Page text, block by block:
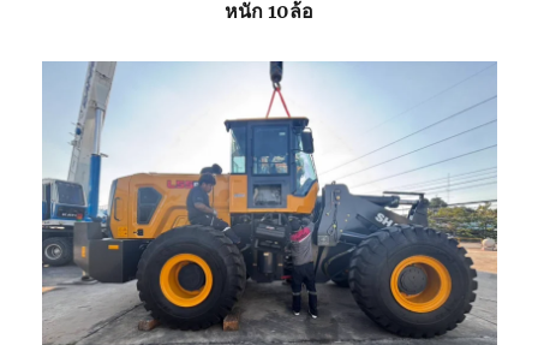
หนัก 10ล้อ